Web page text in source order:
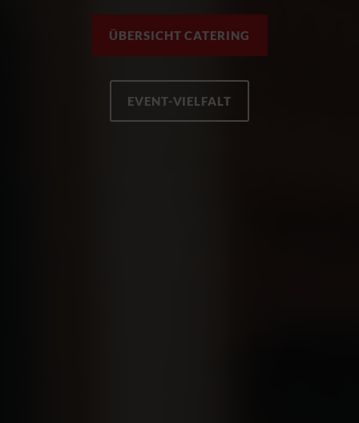
ÜBERSICHT CATERING
EVENT-VIELFALT